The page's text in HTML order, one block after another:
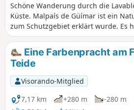
Schöne Wanderung durch die
Küste. Malpaís de Güímar ist ein
zum Schutzgebiet erklärt wurde. Es
einzigartige Vulkanlandschaft, die
Grande bis zur Küste erstreckt.
perfekt für Kinder, da sie kurz und
Eine Farbenpracht am
Teide
Visorando-Mitglied
7,17 km
+280 m
-280 m